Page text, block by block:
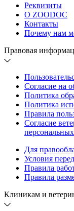
Реквизиты
О ZOODOC
Контакты
Почему нам
Правовая
Согласие на
Политика
Политика
Правила
Согласие
Для
Условия
Правила
Правила
Клиникам и